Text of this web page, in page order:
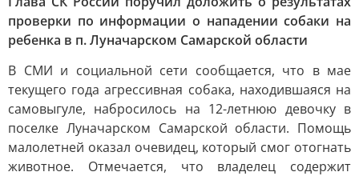
проверки по информации о нападении собаки на
ребенка в п. Луначарском Самарской области
В СМИ и социальной сети сообщается, что в мае
текущего года агрессивная собака, находившаяся на
самовыгуле, набросилось на 12-летнюю девочку в
поселке Луначарском Самарской области. Помощь
малолетней оказал очевидец, который смог отогнать
животное. Отмечается, что владелец содержит